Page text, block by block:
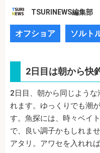
TSURINEWS編集部
オフショア ソルト
2日目は朝から快
2日目、朝から同じよう
れます。ゆっくりでも潮
す。魚探には、時々ベイ
で、良い調子かもしれま
アタリ。アワセを入れれ